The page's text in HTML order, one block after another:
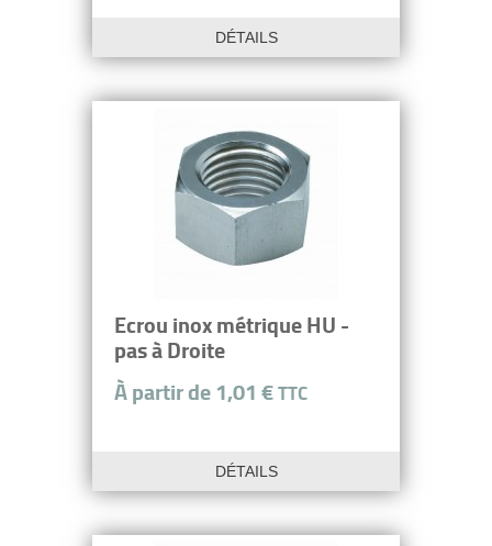
DÉTAILS
Ecrou inox métrique HU -
pas à Droite
À partir de 1,01 €TTC
DÉTAILS